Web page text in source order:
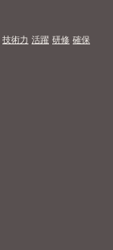
技術力 活躍 研修 確保